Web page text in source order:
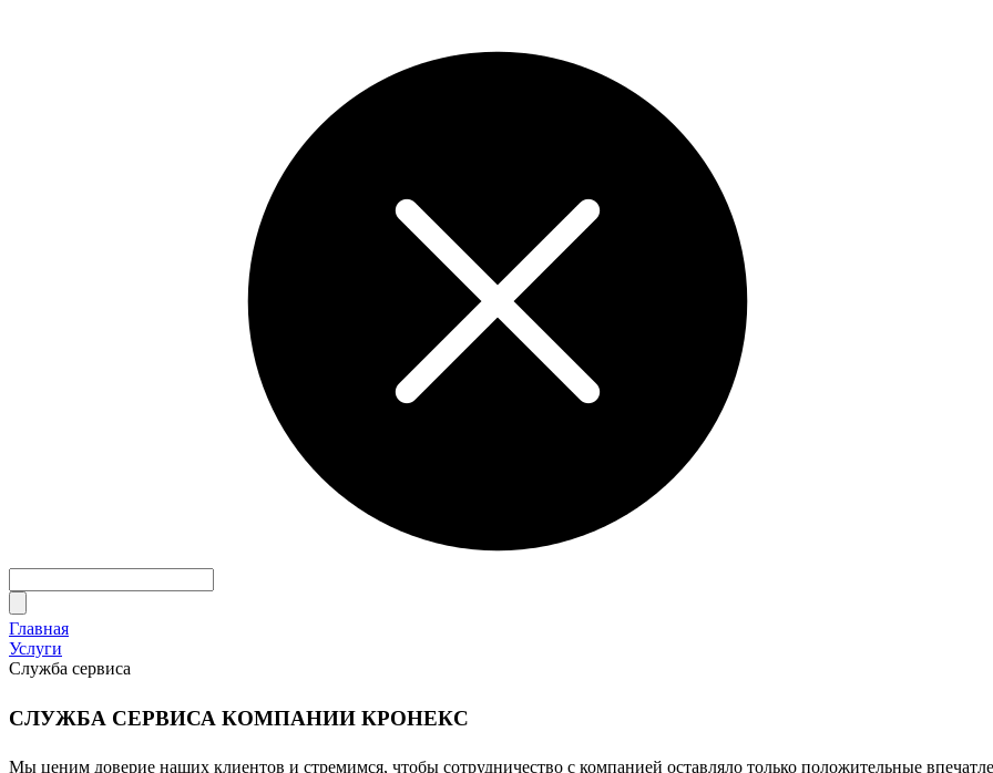
Главная
Услуги
Служба сервиса
СЛУЖБА СЕРВИСА КОМПАНИИ КРОНЕКС
Мы ценим доверие наших клиентов и стремимся, чтобы сотрудничество с компанией оставляло только положительные